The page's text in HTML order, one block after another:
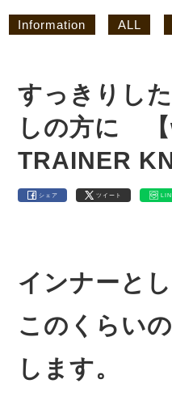
Information ALL
すっきりし
しの方に
TRAINER
シェア ツイート
インナーと
このくらい
します。